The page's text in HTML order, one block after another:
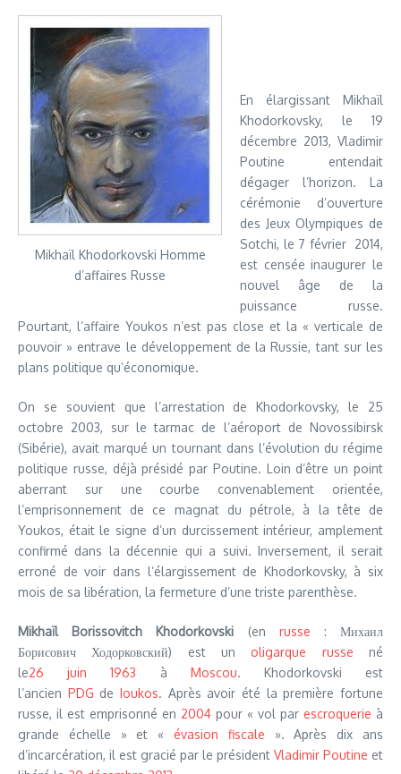
Mikhaïl Khodorkovski Homme
d’affaires Russe
En élargissant Mikhaïl
Khodorkovsky, le 19
décembre 2013, Vladimir
Poutine entendait
dégager l’horizon. La
cérémonie d’ouverture
des Jeux Olympiques de
Sotchi, le 7 février 2014,
est censée inaugurer le
nouvel âge de la
puissance russe.
Pourtant, l’affaire Youkos n’est pas close et la « verticale de
pouvoir » entrave le développement de la Russie, tant sur les
plans politique qu’économique.
On se souvient que l’arrestation de Khodorkovsky, le 25
octobre 2003, sur le tarmac de l’aéroport de Novossibirsk
(Sibérie), avait marqué un tournant dans l’évolution du régime
politique russe, déjà présidé par Poutine. Loin d’être un point
aberrant sur une courbe convenablement orientée,
l’emprisonnement de ce magnat du pétrole, à la tête de
Youkos, était le signe d’un durcissement intérieur, amplement
confirmé dans la décennie qui a suivi. Inversement, il serait
erroné de voir dans l’élargissement de Khodorkovsky, à six
mois de sa libération, la fermeture d’une triste parenthèse.
Mikhaïl Borissovitch Khodorkovski (en russe : Михаил
Борисович Ходорковский) est un oligarque russe né
le26 juin 1963 à Moscou. Khodorkovski est
l’ancien PDG deIoukos. Après avoir été la première fortune
russe, il est emprisonné en 2004 pour « vol par escroquerie à
grande échelle » et « évasion fiscale ». Après dix ans
d’incarcération, il est gracié par le président Vladimir Poutine et